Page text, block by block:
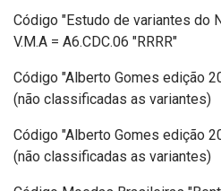
Código "Estudo de variantes do
V.M.A = A6.CDC.06 "RRRR"
Código "Alberto Gomes edição
(não classificadas as variantes)
Código "Alberto Gomes edição
(não classificadas as variantes)